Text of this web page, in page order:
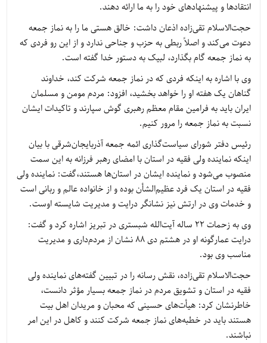
انتقادها و پیشنهادهای خود را به ما ارائه دهند.
حجت‌الاسلام تقی‌زاده اذعان داشت: خالق هستی ما را به نماز جمعه
دعوت می‌کند و اصلاً ربطی به حزب و جناحی ندارد و از این رو فردی که
به نماز جمعه گام بگذارد، لبیک به دستور خدا گفته است.
وی با اشاره به اینکه فردی که در نماز جمعه شرکت کند، خداوند
گناهان یک هفته او را خواهد بخشید، افزود: مردم مومن و مسلمان
ایران باید به فرامین مقام معظم رهبری گوش سپارند و تاکیدات ایشان
نسبت به نماز جمعه را مرور کنیم.
رئیس دفتر شورای سیاست‌گذاری ائمه جمعه آذربایجان‌شرقی با بیان
اینکه نماینده ولی فقیه در استان با امضای رهبر فرزانه به این سمت
منصوب می‌شود و نماینده ایشان در استان‌ها هستند،گفت: نماینده ولی
فقیه در استان یک فرد عظیم‌الشأن بوده و از خانواده عالم و ربانی است
و خدمات وی در ارتش نیز نشانگر درایت و مدیریت شایسته اوست.
وی به زحمات ۲۲ ساله آیت‌الله شبستری در تبریز اشاره کرد و گفت:
درایت عمارگونه او در هشتم دی ۸۸ نشان از مردم‌داری و مدیریت
مناسب وی بود.
حجت‌الاسلام تقی‌زاده، نقش رسانه را در تبیین گفته‌های نماینده ولی
فقیه در استان و تشویق مردم در نماز جمعه بسیار مؤثر دانست،
خاطرنشان کرد: هیأت‌های حسینی که محبان و مریدان اهل بیت
هستند باید در خطبه‌های نماز جمعه شرکت کنند و کاهل در این امر
نباشند.